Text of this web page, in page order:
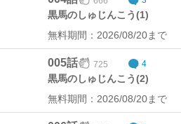
黒馬のしゅじんこう(1)
無料期間：2026/08/20まで
005話 725 4
黒馬のしゅじんこう(2)
無料期間：2026/08/20まで